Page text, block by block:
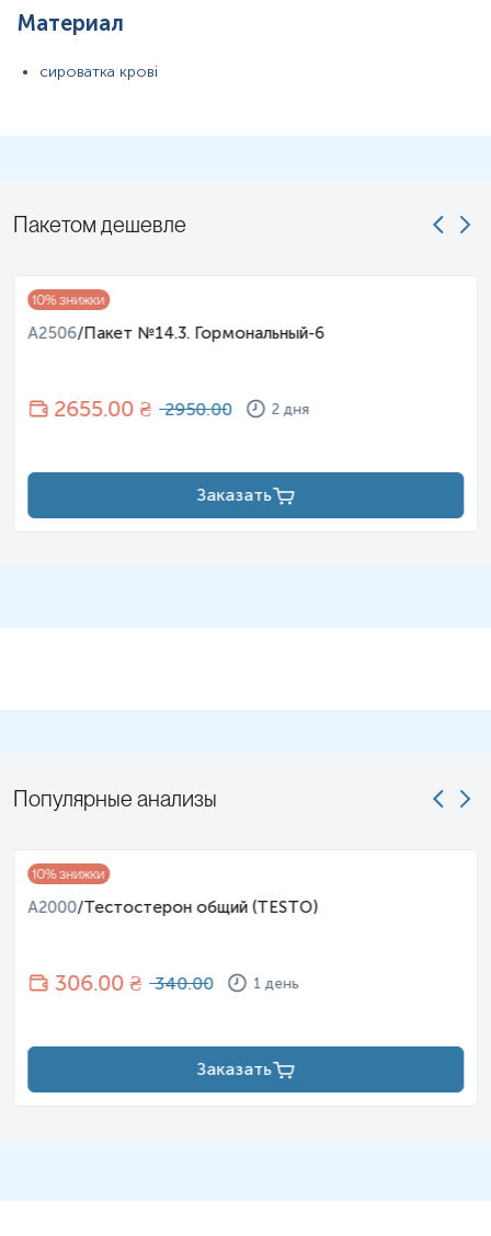
Материал
сироватка крові
Пакетом дешевле
10% знижки
A2506/Пакет №14.3. Гормональный-6
2655.00 ₴ 2950.00 2 дня
Заказать
Популярные анализы
10% знижки
A2000/Тестостерон общий (TESTO)
306.00 ₴ 340.00 1 день
Заказать